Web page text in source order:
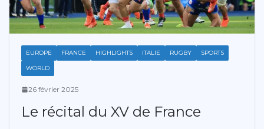
EUROPE FRANCE HIGHLIGHTS ITALIE RUGBY
SPORTS
WORLD
26 février 2025
Le récital du XV de France